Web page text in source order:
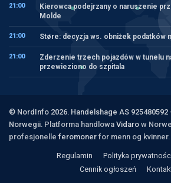
21:00
Kierowca podejrzany o naruszenie
Molde
21:00 Støre: decyzja ws. obniżek podatków
21:00
Zderzenie trzech pojazdów w tunelu
przewieziono do szpitala
© NordInfo 2026. Handelshage AS 925480592
Norwegii. Platforma handlowa Vidaro w
profesjonelle feromoner for menn og kvinner.
Regulamin
Polityka
Cennik ogłoszeń